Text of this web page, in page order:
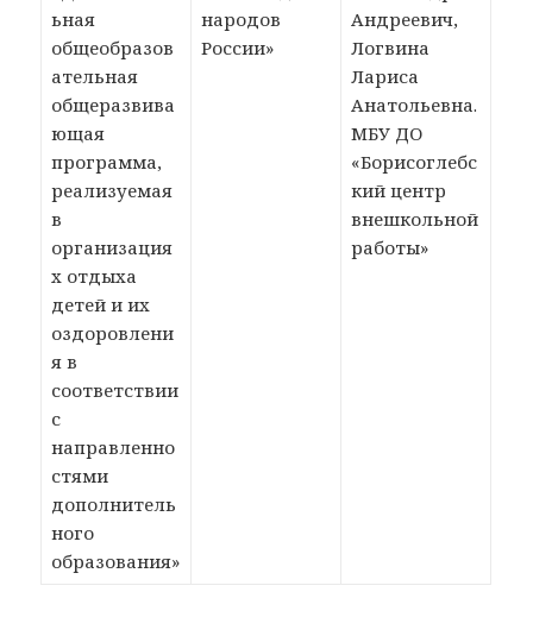
ьная
общеобразов
ательная
общеразвива
ющая
программа,
реализуемая
в
организация
х отдыха
детей и их
оздоровлени
я в
соответствии
с
направленно
стями
дополнитель
ного
образования»
народов
России»
Андреевич,
Логвина
Лариса
Анатольевна.
МБУ ДО
«Борисоглебс
кий центр
внешкольной
работы»